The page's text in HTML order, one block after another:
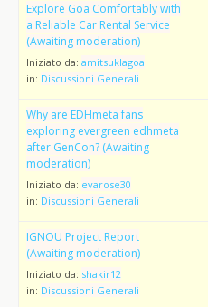
Explore Goa Comfortably with
a Reliable Car Rental Service
(Awaiting moderation)
Iniziato da: amitsuklagoa
in: Discussioni Generali
Why are EDHmeta fans
exploring evergreen edhmeta
after GenCon? (Awaiting
moderation)
Iniziato da: evarose30
in: Discussioni Generali
IGNOU Project Report
(Awaiting moderation)
Iniziato da: shakir12
in: Discussioni Generali